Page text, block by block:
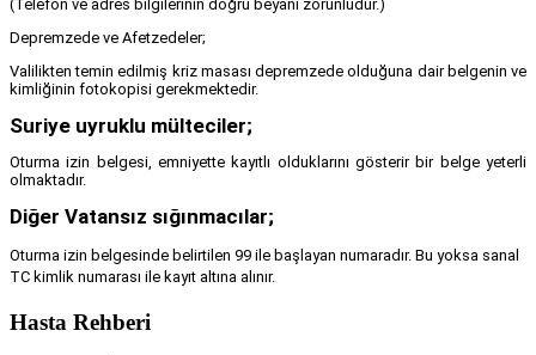
(Telefon ve adres bilgilerinin doğru beyanı zorunludur.)
Depremzede ve Afetzedeler;
Valilikten temin edilmiş kriz masası depremzede olduğuna dair belgenin ve
kimliğinin fotokopisi gerekmektedir.
Suriye uyruklu mülteciler;
Oturma izin belgesi, emniyette kayıtlı olduklarını gösterir bir belge yeterli
olmaktadır.
Diğer Vatansız sığınmacılar;
Oturma izin belgesinde belirtilen 99 ile başlayan numaradır. Bu yoksa sanal
TC kimlik numarası ile kayıt altına alınır.
Hasta Rehberi